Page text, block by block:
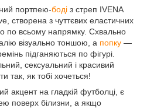
портпею-боді з стреп IVENA
створена з чуттєвих еластичних
по всьому напрямку. Схвально
візуально тоншою, а попку —
підганяються по фігурі.
сексуальний і красивий
так, як тобі хочеться!
акцент на гладкій футболці, є
поверх білизни, а якщо